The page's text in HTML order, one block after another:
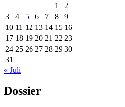
1
2
3
4 5 6 7 8
9
10 11 12 13 14 15 16
17 18 19 20 21 22 23
24 25 26 27 28 29 30
31
« Juli
Dossier